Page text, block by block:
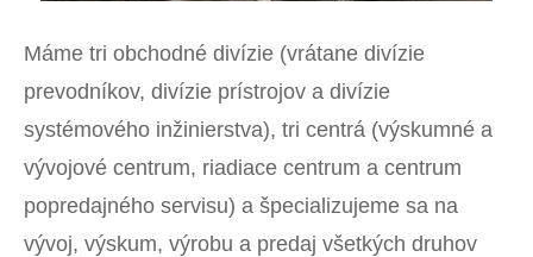
Máme tri obchodné divízie (vrátane divízie
prevodníkov, divízie prístrojov a divízie
systémového inžinierstva), tri centrá (výskumné a
vývojové centrum, riadiace centrum a centrum
popredajného servisu) a špecializujeme sa na
vývoj, výskum, výrobu a predaj všetkých druhov